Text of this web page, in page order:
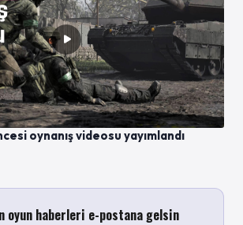
oynanış videosu yayımlandı
oyun haberleri e-postana gelsin